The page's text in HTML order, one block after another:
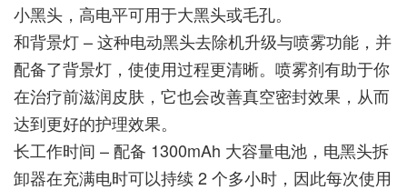
小黑头，高电平可用于大黑头或毛孔。
和背景灯 – 这种电动黑头去除机升级与喷雾功能，并
配备了背景灯，使使用过程更清晰。喷雾剂有助于你
在治疗前滋润皮肤，它也会改善真空密封效果，从而
达到更好的护理效果。
长工作时间 – 配备 1300mAh 大容量电池，电黑头拆
卸器在充满电时可以持续 2 个多小时，因此每次使用